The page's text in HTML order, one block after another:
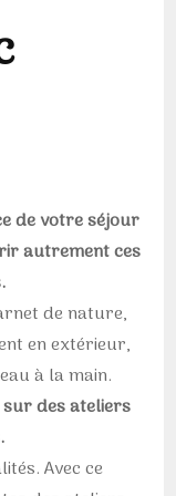
de votre séjour
autrement ces
de nature,
en extérieur,
à la main.
des ateliers
Avec ce